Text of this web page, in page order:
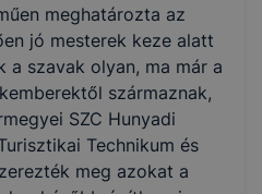
meghatározta az
jó mesterek keze alatt
a szavak olyan, ma már a
származnak,
SZC Hunyadi
Technikum és
meg azokat a